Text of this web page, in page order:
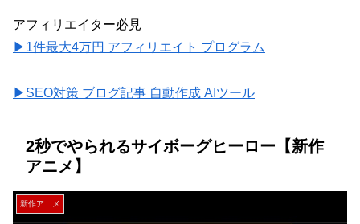
アフィリエイター必見
▶1件最大4万円 アフィリエイト プログラム
▶SEO対策 ブログ記事 自動作成 AIツール
2秒でやられるサイボーグヒーロー【新作
アニメ】
新作アニメ